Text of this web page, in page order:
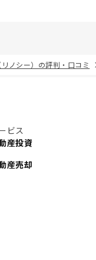
リノシー）の評判・口コミ
ビス
産投資
産売却